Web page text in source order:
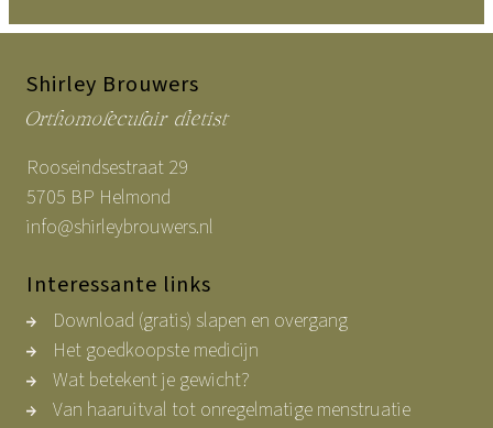
Shirley Brouwers
Orthomoleculair dietist
Rooseindsestraat 29
5705 BP Helmond
info@shirleybrouwers.nl
Interessante links
Download (gratis) slapen en overgang
Het goedkoopste medicijn
Wat betekent je gewicht?
Van haaruitval tot onregelmatige menstruatie